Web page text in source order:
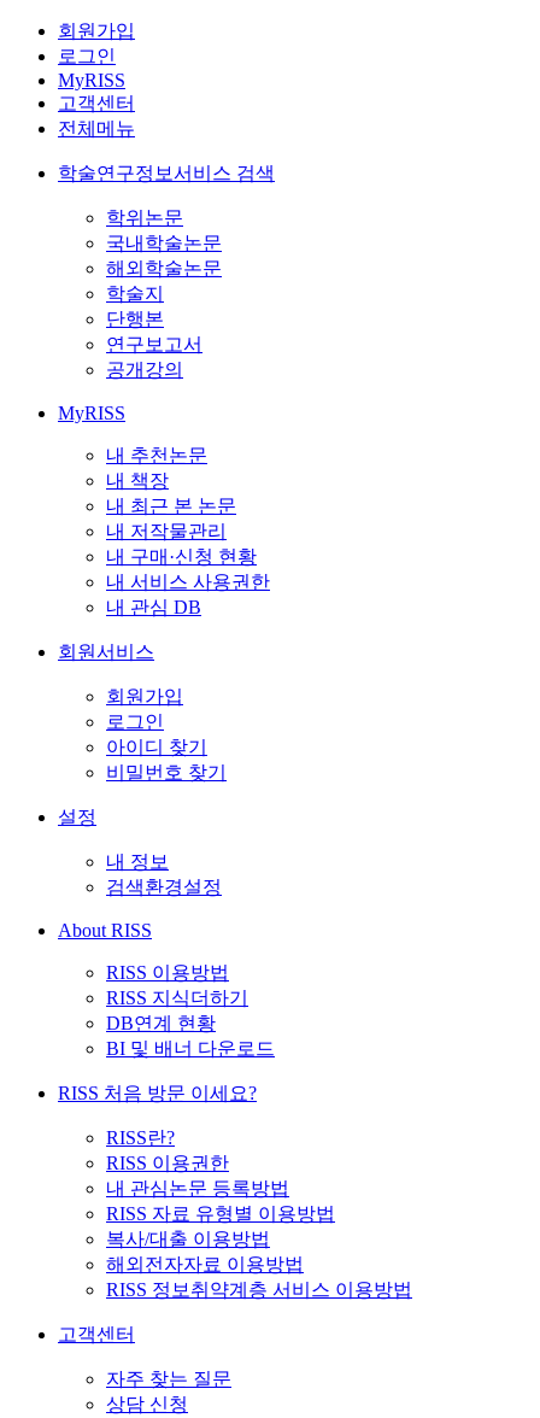
회원가입
로그인
MyRISS
고객센터
전체메뉴
학술연구정보서비스 검색
학위논문
국내학술논문
해외학술논문
학술지
단행본
연구보고서
공개강의
MyRISS
내 추천논문
내 책장
내 최근 본 논문
내 저작물관리
내 구매·신청 현황
내 서비스 사용권한
내 관심 DB
회원서비스
회원가입
로그인
아이디 찾기
비밀번호 찾기
설정
내 정보
검색환경설정
About RISS
RISS 이용방법
RISS 지식더하기
DB연계 현황
BI 및 배너 다운로드
RISS 처음 방문 이세요?
RISS란?
RISS 이용권한
내 관심논문 등록방법
RISS 자료 유형별 이용방법
복사/대출 이용방법
해외전자자료 이용방법
RISS 정보취약계층 서비스 이용방법
고객센터
자주 찾는 질문
상담 신청